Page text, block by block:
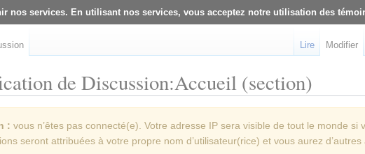
nos services. En utilisant nos services, vous acceptez notre utilisation des
de Discussion:Accueil (section)
: vous n’êtes pas connecté(e). Votre adresse IP sera visible de tout le monde si
seront attribuées à votre propre nom d’utilisateur(rice) et vous aurez d’autres
Lire Modifier